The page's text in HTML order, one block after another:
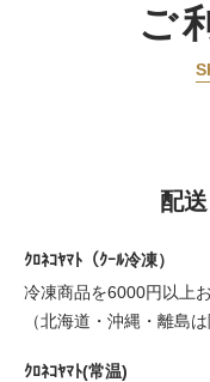
ご
配
ｸﾛﾈｺﾔﾏﾄ（ｸｰﾙ冷凍）
冷凍商品を6000円以上
（北海道・沖縄・離島は
ｸﾛﾈｺﾔﾏﾄ(常温)